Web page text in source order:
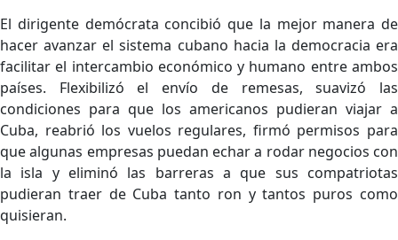
El dirigente demócrata concibió que la mejor manera de
hacer avanzar el sistema cubano hacia la democracia era
facilitar el intercambio económico y humano entre ambos
países. Flexibilizó el envío de remesas, suavizó las
condiciones para que los americanos pudieran viajar a
Cuba, reabrió los vuelos regulares, firmó permisos para
que algunas empresas puedan echar a rodar negocios con
la isla y eliminó las barreras a que sus compatriotas
pudieran traer de Cuba tanto ron y tantos puros como
quisieran.